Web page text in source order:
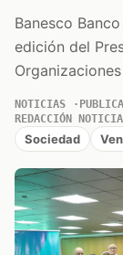
Banesco
edición del
NOTICIAS
REDACCIÓN
Sociedad